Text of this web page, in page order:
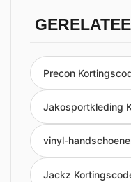
Precon
Jakosportkleding
vinyl-
Jackz